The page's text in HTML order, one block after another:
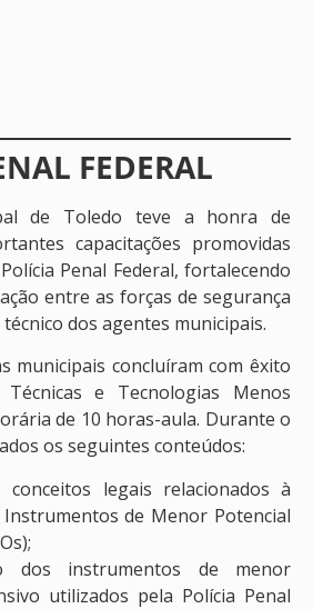
FEDERAL
de Toledo teve a honra de
capacitações promovidas
Penal Federal, fortalecendo
entre as forças de segurança
dos agentes municipais.
municipais concluíram com êxito
e Tecnologias Menos
de 10 horas-aula. Durante o
os seguintes conteúdos:
conceitos legais relacionados à
de Menor Potencial
dos instrumentos de menor
utilizados pela Polícia Penal